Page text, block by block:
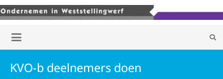
KVO-b deelnemers doen